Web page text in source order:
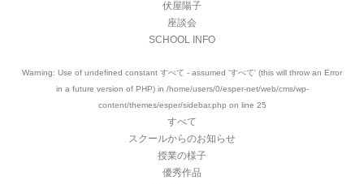
伏屋陽子
座談会
SCHOOL INFO
Warning: Use of undefined constant すべて - assumed 'すべて' (this will throw an Error
in a future version of PHP) in /home/users/0/esper-net/web/cms/wp-
content/themes/esper/sidebar.php on line 25
すべて
スクールからのお知らせ
授業の様子
優秀作品